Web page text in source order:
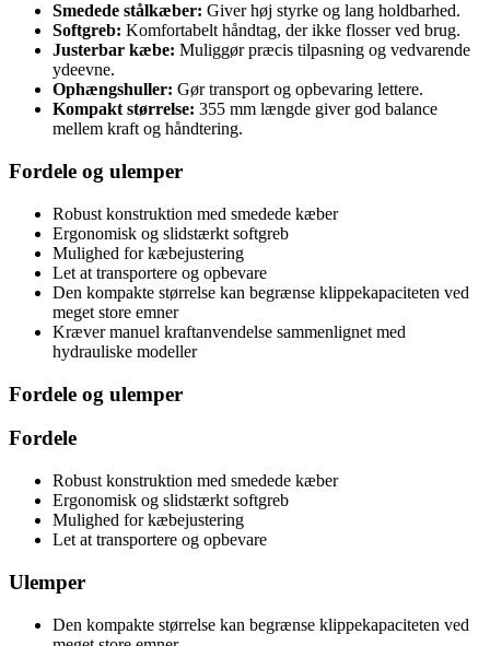
Smedede stålkæber: Giver høj styrke og lang holdbarhed.
Softgreb: Komfortabelt håndtag, der ikke flosser ved brug.
Justerbar kæbe: Muliggør præcis tilpasning og vedvarende
ydeevne.
Ophængshuller: Gør transport og opbevaring lettere.
Kompakt størrelse: 355 mm længde giver god balance
mellem kraft og håndtering.
Fordele og ulemper
Robust konstruktion med smedede kæber
Ergonomisk og slidstærkt softgreb
Mulighed for kæbejustering
Let at transportere og opbevare
Den kompakte størrelse kan begrænse klippekapaciteten ved
meget store emner
Kræver manuel kraftanvendelse sammenlignet med
hydrauliske modeller
Fordele og ulemper
Fordele
Robust konstruktion med smedede kæber
Ergonomisk og slidstærkt softgreb
Mulighed for kæbejustering
Let at transportere og opbevare
Ulemper
Den kompakte størrelse kan begrænse klippekapaciteten ved